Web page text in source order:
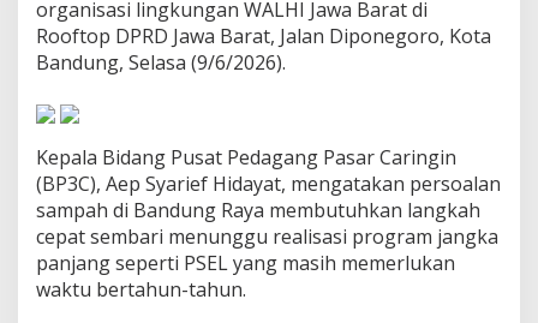
h
B
a
n
g
R
a
y
organisasi lingkungan WALHI Jawa Barat di
Rooftop DPRD Jawa Barat, Jalan Diponegoro, Kota
Bandung, Selasa (9/6/2026).
Kepala Bidang Pusat Pedagang Pasar Caringin
(BP3C), Aep Syarief Hidayat, mengatakan persoalan
sampah di Bandung Raya membutuhkan langkah
cepat sembari menunggu realisasi program jangka
panjang seperti PSEL yang masih memerlukan
waktu bertahun-tahun.